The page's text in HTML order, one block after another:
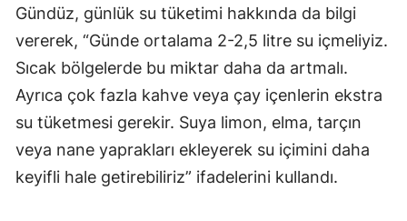
Gündüz, günlük su tüketimi hakkında da bilgi
vererek, “Günde ortalama 2-2,5 litre su içmeliyiz.
Sıcak bölgelerde bu miktar daha da artmalı.
Ayrıca çok fazla kahve veya çay içenlerin ekstra
su tüketmesi gerekir. Suya limon, elma, tarçın
veya nane yaprakları ekleyerek su içimini daha
keyifli hale getirebiliriz” ifadelerini kullandı.